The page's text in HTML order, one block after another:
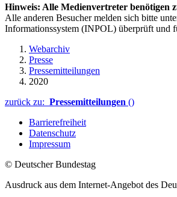
Hinweis: Alle Medienvertreter benötigen
Alle anderen Besucher melden sich bitte
Informationssystem (INPOL) überprüft und
Webarchiv
Presse
Pressemitteilungen
2020
zurück zu: Pressemitteilungen ()
Barrierefreiheit
Datenschutz
Impressum
© Deutscher Bundestag
Ausdruck aus dem Internet-Angebot des